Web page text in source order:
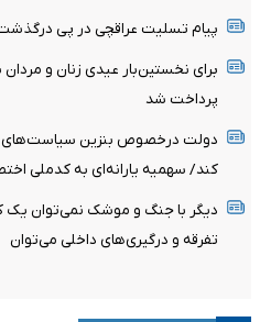
پیام تسلیت عراقچی در پی
برای نخستین‌بار عیدی زنان و مردان
پرداخت شد
دولت درخصوص بنزین سیاست‌های
کند/ سهمیه یارانه‌ای به کدملی
دیگر با جنگ و موشک نمی‌توان یک
تفرقه و درگیری‌های داخلی می‌توان